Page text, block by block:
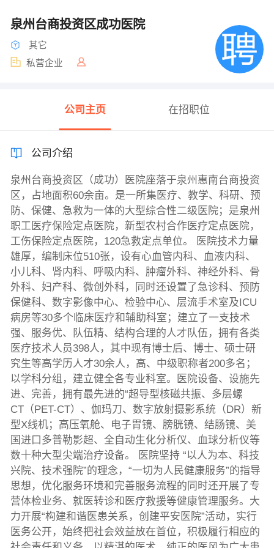
泉州台商投资区成功医院
其它
私营企业
公司主页 在招职位
公司介绍
泉州台商投资区（成功）医院座落于泉州惠南台商投资
区，占地面积60余亩。是一所集医疗、教学、科研、预
防、保健、急救为一体的大型综合性二级医院；是泉州
职工医疗保险定点医院，新型农村合作医疗定点医院，
工伤保险定点医院，120急救定点单位。 医院技术力量
雄厚，编制床位510张，设有心血管内科、血液内科、
小儿科、肾内科、呼吸内科、肿瘤外科、神经外科、骨
外科、妇产科、微创外科，同时还设置了急诊科、预防
保健科、数字影像中心、检验中心、层流手术室及ICU
病房等30多个临床医疗和辅助科室；建立了一支技术
强、服务优、队伍精、结构合理的人才队伍，拥有各类
医疗技术人员398人，其中现有博士后、博士、硕士研
究生等高学历人才30余人，高、中级职称者200多名；
以学科分组，建立健全各专业科室。医院设备、设施先
进、完善，拥有最先进的“超导型核磁共振、多层螺
CT（PET-CT）、伽玛刀、数字放射摄影系统（DR）新
型X线机；高压氧舱、电子胃镜、膀胱镜、结肠镜、美
国进口多普勒影超、全自动生化分析仪、血球分析仪等
数十种大型尖端治疗设备。 医院坚持 “以人为本、科技
兴院、技术强院”的理念，“一切为人民健康服务”的指导
思想，优化服务环境和完善服务流程的同时还开展了专
营体检业务、就医转诊和医疗救援等健康管理服务。大
力开展“构建和谐医患关系，创建平安医院”活动，实行
医务公开，始终把社会效益放在首位，积极履行相应的